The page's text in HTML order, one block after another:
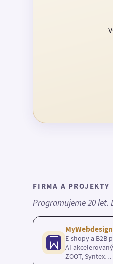
FIRMA A PROJEKTY
Programujeme 20 let.
E-shopy a B2B
AI-
ZOOT, Syntex…